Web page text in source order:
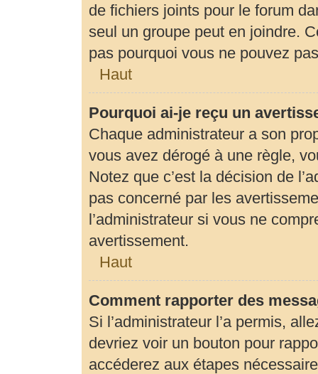
de fichiers joints pour le forum
seul un groupe peut en joindre.
pas pourquoi vous ne pouvez
Haut
Pourquoi ai-je reçu un
Chaque administrateur a son
vous avez dérogé à une règle,
Notez que c’est la décision de
pas concerné par les
l’administrateur si vous ne
avertissement.
Haut
Comment rapporter des
Si l’administrateur l’a permis,
devriez voir un bouton pour
accéderez aux étapes